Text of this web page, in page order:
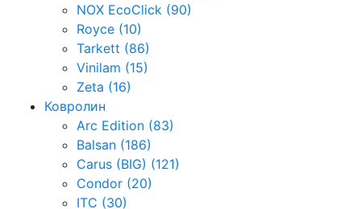
NOX EcoClick (90)
Royce (10)
Tarkett (86)
Vinilam (15)
Zeta (16)
Ковролин
Arc Edition (83)
Balsan (186)
Carus (BIG) (121)
Condor (20)
ITC (30)